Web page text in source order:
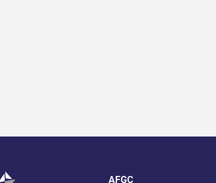
AFGC